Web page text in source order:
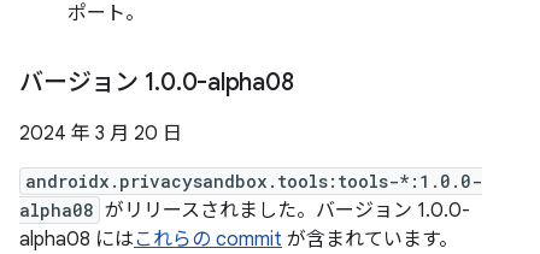
ポート。
バージョン 1.0.0-alpha08
2024 年 3 月 20 日
androidx.privacysandbox.tools:tools-*:1.0.0-
alpha08 がリリースされました。バージョン 1.0.0-
alpha08 にはこれらの commit が含まれています。